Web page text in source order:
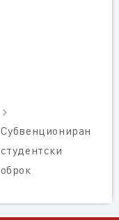
Субвенциониран
студентски
оброк